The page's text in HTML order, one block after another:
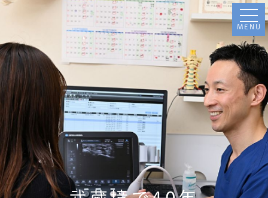
MENU